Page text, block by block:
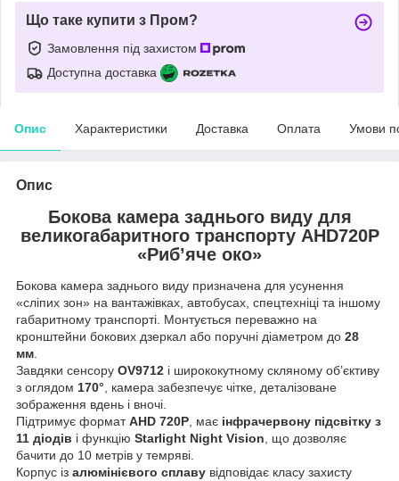
Що таке купити з Пром?
Замовлення під захистом
Доступна доставка
Опис Характеристики Доставка Оплата Умови
Опис
Бокова камера заднього виду для
великогабаритного транспорту AHD720P
«Риб’яче око»
Бокова камера заднього виду призначена для усунення
«сліпих зон» на вантажівках, автобусах, спецтехніці та іншому
габаритному транспорті. Монтується переважно на
кронштейни бокових дзеркал або поручні діаметром до 28
мм.
Завдяки сенсору OV9712 і ширококутному скляному об’єктиву
з оглядом 170°, камера забезпечує чітке, деталізоване
зображення вдень і вночі.
Підтримує форматAHD 720P, має інфрачервону підсвітку з
11 діодів і функцію Starlight Night Vision, що дозволяє
бачити до 10 метрів у темряві.
Корпус із алюмінієвого сплаву відповідає класу захисту